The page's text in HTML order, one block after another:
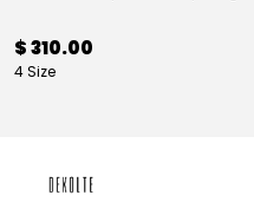
$ 310.00
4 Size